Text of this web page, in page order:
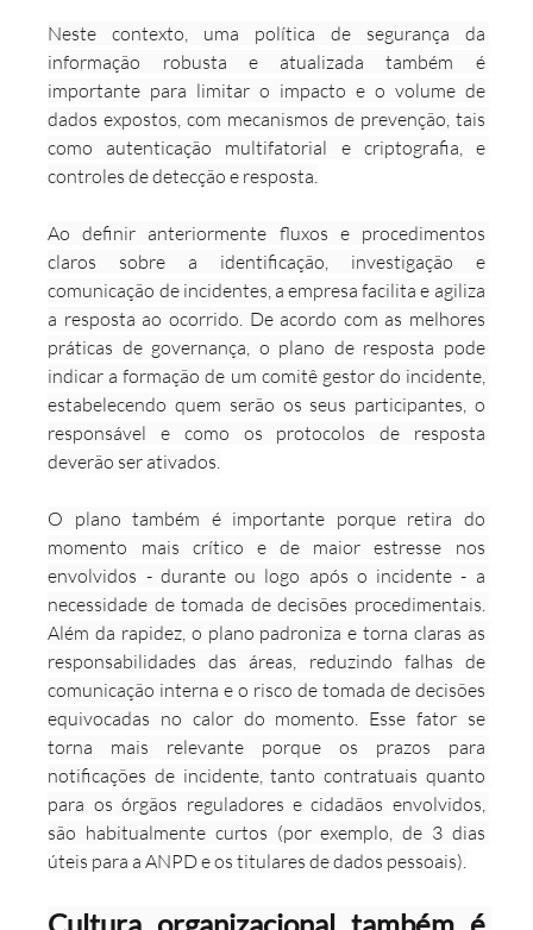
Neste contexto, uma política de segurança da
informação robusta e atualizada também é
importante para limitar o impacto e o volume de
dados expostos, com mecanismos de prevenção, tais
como autenticação multifatorial e criptografia, e
controles de detecção e resposta.
Ao definir anteriormente fluxos e procedimentos
claros sobre a identificação, investigação e
comunicação de incidentes, a empresa facilita e agiliza
a resposta ao ocorrido. De acordo com as melhores
práticas de governança, o plano de resposta pode
indicar a formação de um comitê gestor do incidente,
estabelecendo quem serão os seus participantes, o
responsável e como os protocolos de resposta
deverão ser ativados.
O plano também é importante porque retira do
momento mais crítico e de maior estresse nos
envolvidos - durante ou logo após o incidente - a
necessidade de tomada de decisões procedimentais.
Além da rapidez, o plano padroniza e torna claras as
responsabilidades das áreas, reduzindo falhas de
comunicação interna e o risco de tomada de decisões
equivocadas no calor do momento. Esse fator se
torna mais relevante porque os prazos para
notificações de incidente, tanto contratuais quanto
para os órgãos reguladores e cidadãos envolvidos,
são habitualmente curtos (por exemplo, de 3 dias
úteis para a ANPD e os titulares de dados pessoais).